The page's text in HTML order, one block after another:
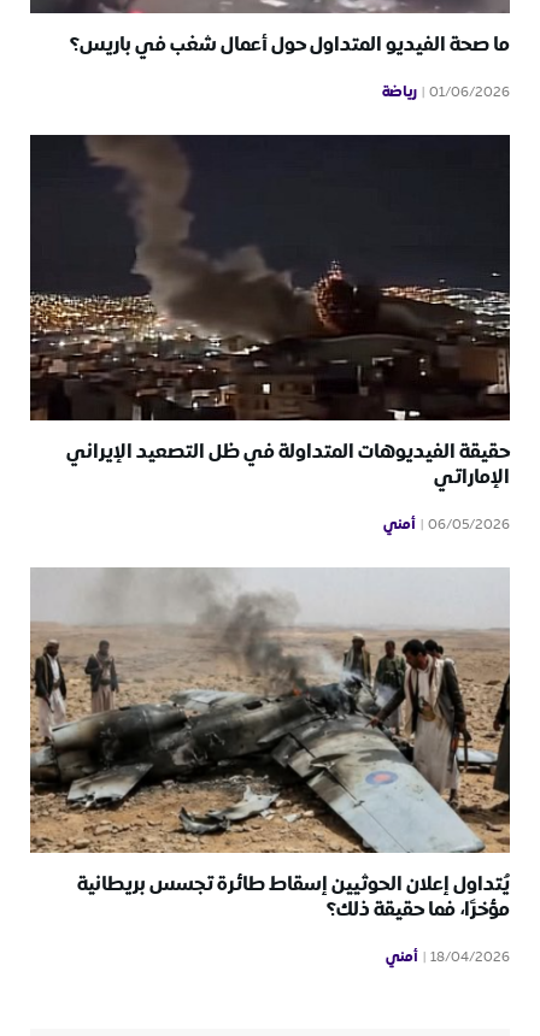
ما صحة الفيديو المتداول حول أعمال شغب في باريس؟
01/06/2026 رياضة
حقيقة الفيديوهات المتداولة في ظل التصعيد الإيراني
الإماراتي
06/05/2026 أمني
يُتداول إعلان الحوثيين إسقاط طائرة تجسس بريطانية
مؤخرًا، فما حقيقة ذلك؟
18/04/2026 أمني